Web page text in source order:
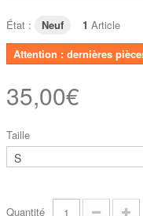
État : Neuf 1 Article
Attention : dernières
35,00€
Taille
Quantité